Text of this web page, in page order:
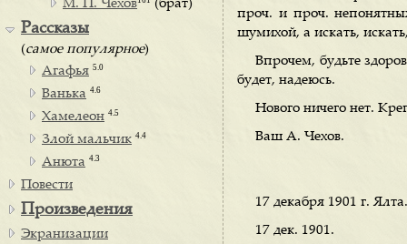
проч. и проч.
шумихой, а искать,
Впрочем, будьте
будет, надеюсь.
Нового ничего нет.
Ваш А. Чехов.
17 декабря 1901 г. Ялта.
17 дек. 1901.
М. П. Чехов
(брат)
Рассказы
(самое популярное)
Агафья 5.0
Ванька 4.6
Хамелеон 4.5
Злой мальчик 4.4
Анюта 4.3
Повести
Произведения
Экранизации